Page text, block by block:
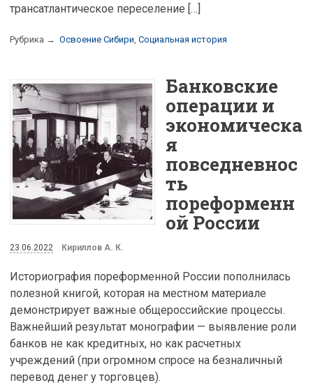
трансатлантическое переселение […]
Рубрика → Освоение Сибири, Социальная история
Банковские
операции и
экономическа
я
повседневнос
ть
пореформенн
ой России
23.06.2022 Кириллов А. К.
Историография пореформенной России пополнилась
полезной книгой, которая на местном материале
демонстрирует важные общероссийские процессы.
Важнейший результат монографии — выявление роли
банков не как кредитных, но как расчетных
учреждений (при огромном спросе на безналичный
перевод денег у торговцев).